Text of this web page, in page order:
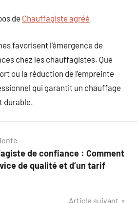
de Chauffagiste agréé
favorisent l’émergence de
chez les chauffagistes. Que
ou la réduction de l’empreinte
qui garantit un chauffage
durable.
de confiance : Comment
de qualité et d’un tarif
Article suivant